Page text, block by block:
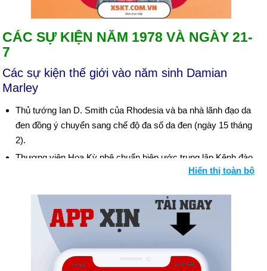
CÁC SỰ KIỆN NĂM 1978 VÀ NGÀY 21-
7
Các sự kiện thế giới vào năm sinh Damian
Marley
Thủ tướng Ian D. Smith của Rhodesia và ba nhà lãnh đạo da
đen đồng ý chuyển sang chế độ đa số da đen (ngày 15 tháng
2).
Thượng viện Hoa Kỳ phê chuẩn hiệp ước trung lập Kênh đào
Panama (ngày 16 tháng 3); bỏ phiếu hiệp ước chuyển kênh
Cựu Thủ tướng Ý Aldo Moro bị bọn khủng bố cánh tả bắt cóc,
giết 5 vệ sĩ (ngày 16 tháng 3); anh ta được tìm thấy đã bị giết
(ngày 9 tháng 5).
Giáo hoàng Paul VI, qua đời ở tuổi 80, để tang (ngày 6 tháng
8); tân Giáo hoàng, John Paul I, 65 tuổi, chết bất đắc kỳ tử sau
Hiển thị toàn bộ